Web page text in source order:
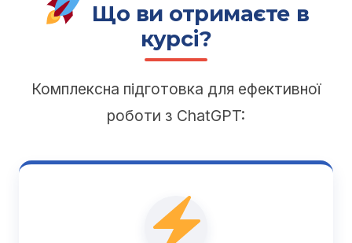
Що ви отримаєте в
курсі?
Комплексна підготовка для ефективної
роботи з ChatGPT: